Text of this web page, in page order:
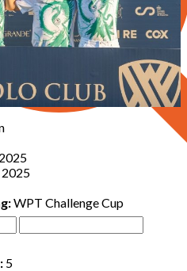
2025
WPT Challenge Cup
5